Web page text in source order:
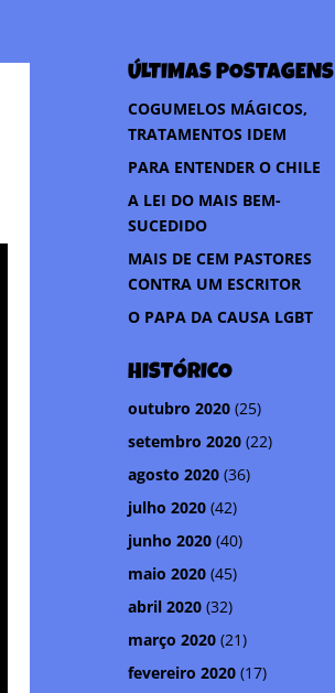
ÚLTIMAS POSTAGENS
COGUMELOS MÁGICOS,
TRATAMENTOS IDEM
PARA ENTENDER O CHILE
A LEI DO MAIS BEM-
SUCEDIDO
MAIS DE CEM PASTORES
CONTRA UM ESCRITOR
O PAPA DA CAUSA LGBT
HISTÓRICO
outubro 2020 (25)
setembro 2020 (22)
agosto 2020 (36)
julho 2020 (42)
junho 2020 (40)
maio 2020 (45)
abril 2020 (32)
março 2020 (21)
fevereiro 2020 (17)